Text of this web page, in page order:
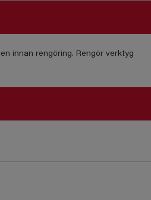
innan rengöring. Rengör verktyg